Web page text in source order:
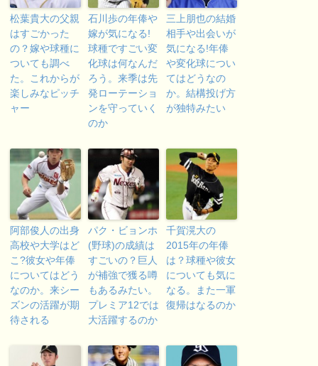
松葉貴大の父親
はすごかった
の？嫁や球種に
ついても調べ
た。これからが
楽しみなピッチ
ャー
石川歩の年俸や
嫁が気になる!
球種ですごい変
化球は何なんだ
ろう。来季は先
発ローテーショ
ンを守っていく
のか
三上朋也の結婚
相手や出会いが
気になる!年俸
や変化球につい
てはどうなの
か。結構投げ方
が独特みたい
阿部俊人の出身
高校や大学はど
こ?彼女や年俸
についてはどう
なのか。来シー
ズンの活躍が期
待される
パク・ビョンホ
(野球)の成績は
すごいの？巨人
が補強で獲る噂
もあるみたい。
プレミア12では
大活躍するのか
千賀滉大の
2015年の年俸
は？球種や彼女
についても気に
なる。また一軍
復帰はなるのか